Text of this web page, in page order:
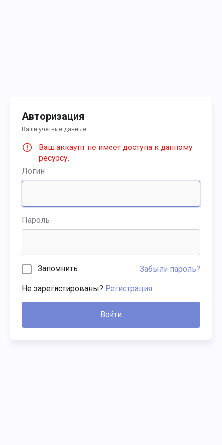
Авторизация
Ваши учетные данные
Ваш аккаунт не имеет доступа к данному
ресурсу.
Логин
Пароль
Запомнить Забыли пароль?
Не зарегистированы? Регистрация